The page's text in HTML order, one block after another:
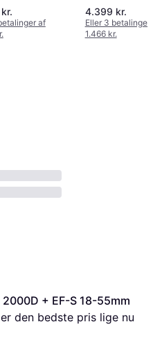
Card af
E10 Battery
4.399 kr.
Eller 3 betalinger
1.466 kr.
2000D + EF-S 18-55mm
den bedste pris lige nu